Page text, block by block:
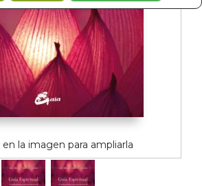
en la imagen para ampliarla